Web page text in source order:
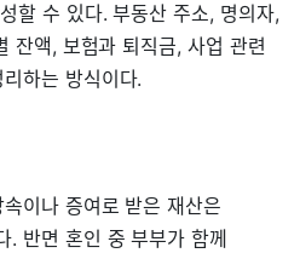
할 수 있다. 부동산 주소, 명의자,
잔액, 보험과 퇴직금, 사업 관련
하는 방식이다.
이나 증여로 받은 재산은
. 반면 혼인 중 부부가 함께